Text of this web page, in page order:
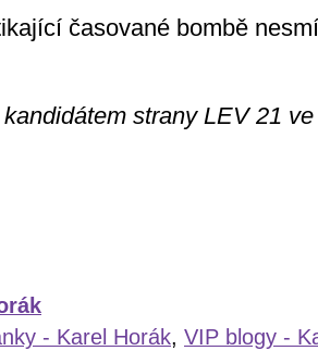
časované bombě
strany LEV 21
- Karel Horák, VIP blogy -